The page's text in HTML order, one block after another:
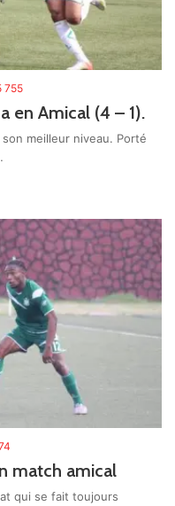
755
en Amical (4 – 1).
meilleur niveau. Porté
match amical
qui se fait toujours